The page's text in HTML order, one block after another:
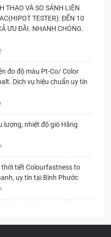
THẠO VÀ SO SÁNH LIÊN
TESTER): ĐẾN 10
ƯU ĐÃI. NHANH CHÓNG.
đo độ màu Pt-Co/ Color
Dịch vụ hiệu chuẩn uy tín
lượng, nhiệt độ gió Hãng
tiết Colourfastness to
uy tín tại Bình Phước